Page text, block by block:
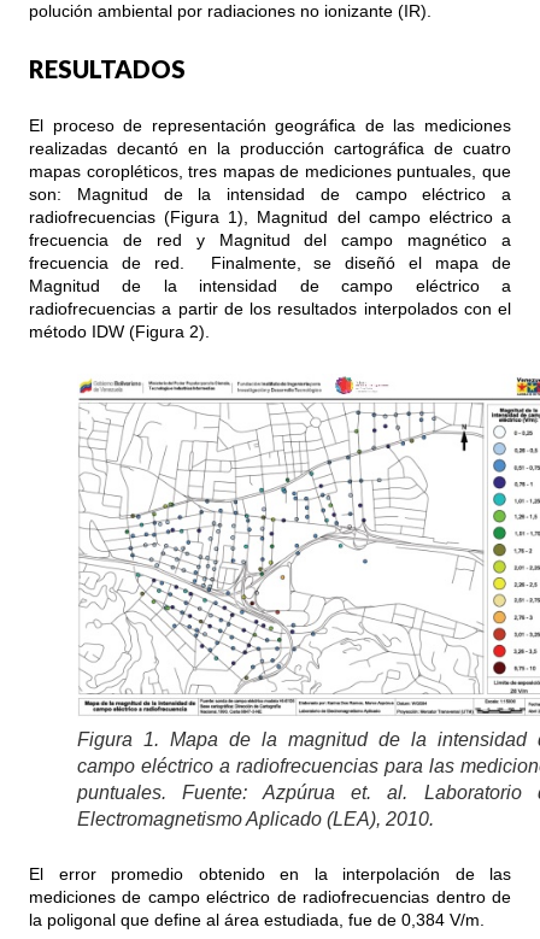
polución ambiental por radiaciones no ionizante (IR).
RESULTADOS
El proceso de representación geográfica de las mediciones
realizadas decantó en la producción cartográfica de cuatro
mapas coropléticos, tres mapas de mediciones puntuales, que
son: Magnitud de la intensidad de campo eléctrico a
radiofrecuencias (Figura 1), Magnitud del campo eléctrico a
frecuencia de red y Magnitud del campo magnético a
frecuencia de red. Finalmente, se diseñó el mapa de
Magnitud de la intensidad de campo eléctrico a
radiofrecuencias a partir de los resultados interpolados con el
método IDW (Figura 2).
Figura 1. Mapa de la magnitud de la intensidad
campo eléctrico a radiofrecuencias para las
puntuales. Fuente: Azpúrua et. al. Laboratorio
Electromagnetismo Aplicado (LEA), 2010.
El error promedio obtenido en la interpolación de las
mediciones de campo eléctrico de radiofrecuencias dentro de
la poligonal que define al área estudiada, fue de 0,384 V/m.